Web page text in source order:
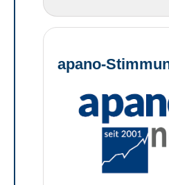
apano-